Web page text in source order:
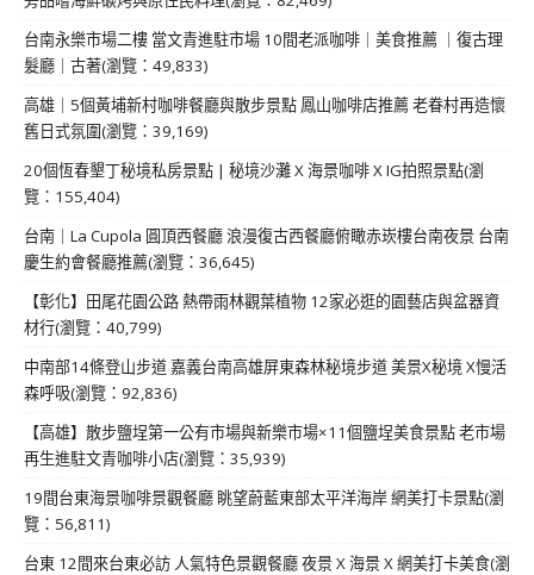
台南永樂市場二樓 當文青進駐市場 10間老派咖啡｜美食推薦 ｜復古理
髮廳｜古著(瀏覽：49,833)
高雄｜5個黃埔新村咖啡餐廳與散步景點 鳳山咖啡店推薦 老眷村再造懷
舊日式氛圍(瀏覽：39,169)
20個恆春墾丁秘境私房景點 | 秘境沙灘 X 海景咖啡 X IG拍照景點(瀏
覽：155,404)
台南｜La Cupola 圓頂西餐廳 浪漫復古西餐廳俯瞰赤崁樓台南夜景 台南
慶生約會餐廳推薦(瀏覽：36,645)
【彰化】田尾花園公路 熱帶雨林觀葉植物 12家必逛的園藝店與盆器資
材行(瀏覽：40,799)
中南部14條登山步道 嘉義台南高雄屏東森林秘境步道 美景X秘境 X慢活
森呼吸(瀏覽：92,836)
【高雄】散步鹽埕第一公有市場與新樂市場×11個鹽埕美食景點 老市場
再生進駐文青咖啡小店(瀏覽：35,939)
19間台東海景咖啡景觀餐廳 眺望蔚藍東部太平洋海岸 網美打卡景點(瀏
覽：56,811)
台東 12間來台東必訪 人氣特色景觀餐廳 夜景 X 海景 X 網美打卡美食(瀏